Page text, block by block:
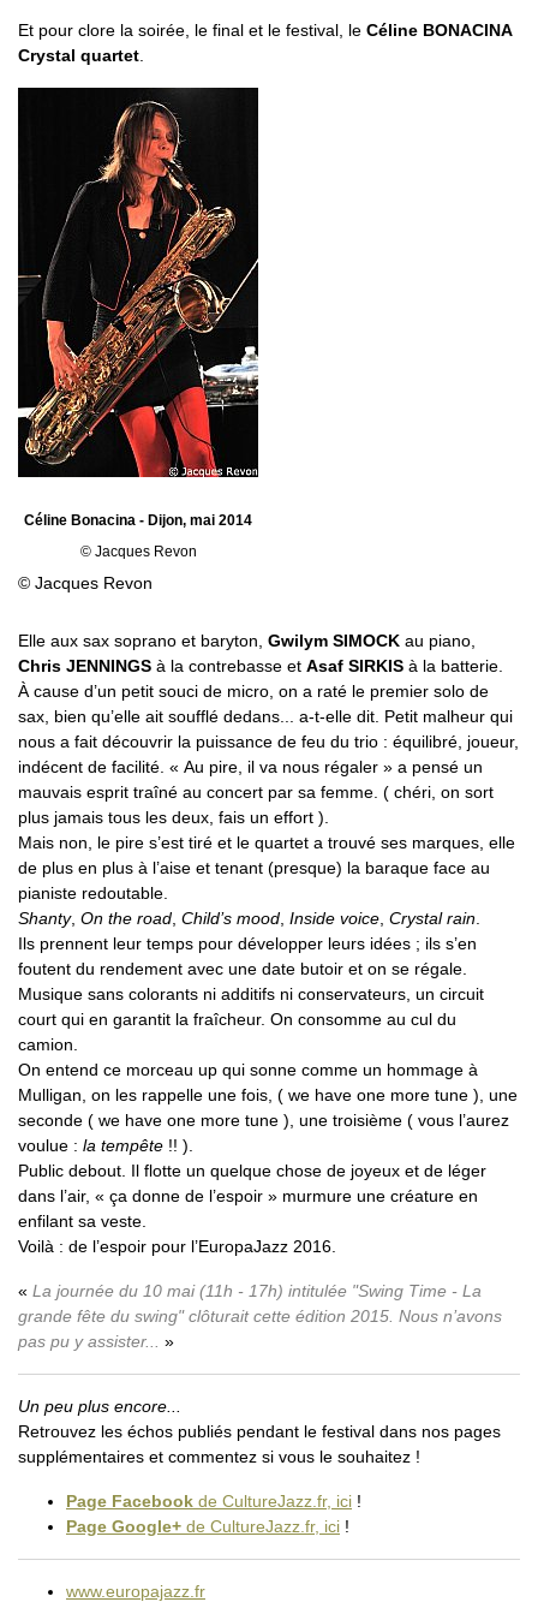
Et pour clore la soirée, le final et le festival, le Céline BONACINA
Crystal quartet
Céline Bonacina - Dijon, mai 2014
© Jacques Revon
© Jacques Revon
Elle aux sax soprano et baryton, Gwilym SIMOCK au piano,
Chris JENNINGS à la contrebasse et Asaf SIRKIS à la batterie.
À cause d’un petit souci de micro, on a raté le premier solo de
sax, bien qu’elle ait soufflé dedans... a-t-elle dit. Petit malheur qui
nous a fait découvrir la puissance de feu du trio : équilibré, joueur,
indécent de facilité. « Au pire, il va nous régaler » a pensé un
mauvais esprit traîné au concert par sa femme. ( chéri, on sort
plus jamais tous les deux, fais un effort ).
Mais non, le pire s’est tiré et le quartet a trouvé ses marques, elle
de plus en plus à l’aise et tenant (presque) la baraque face au
pianiste redoutable.
Shanty, On the road Child’s mood Inside voice Crystal rain
Ils prennent leur temps pour développer leurs idées ; ils s’en
foutent du rendement avec une date butoir et on se régale.
Musique sans colorants ni additifs ni conservateurs, un circuit
court qui en garantit la fraîcheur. On consomme au cul du
camion.
On entend ce morceau up qui sonne comme un hommage à
Mulligan, on les rappelle une fois, ( we have one more tune ), une
seconde ( we have one more tune ), une troisième ( vous l’aurez
voulue : la tempête !! ).
Public debout. Il flotte un quelque chose de joyeux et de léger
dans l’air, « ça donne de l’espoir » murmure une créature en
enfilant sa veste.
Voilà : de l’espoir pour l’EuropaJazz 2016.
La journée du 10 mai (11h - 17h) intitulée "Swing Time - La
grande fête du swing" clôturait cette édition 2015. Nous n’avons
pas pu y assister...
Un peu plus encore...
Retrouvez les échos publiés pendant le festival dans nos pages
supplémentaires et commentez si vous le souhaitez !
Page Facebook de CultureJazz.fr, ici !
Page Google+ de CultureJazz.fr, ici !
www.europajazz.fr